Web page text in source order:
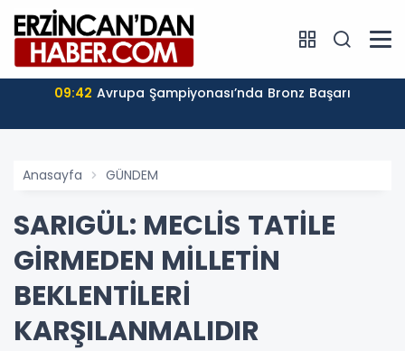
09:42 Avrupa Şampiyonası’nda Bronz Başarı
Anasayfa GÜNDEM
SARIGÜL: MECLİS TATİLE
GİRMEDEN MİLLETİN
BEKLENTİLERİ
KARŞILANMALIDIR